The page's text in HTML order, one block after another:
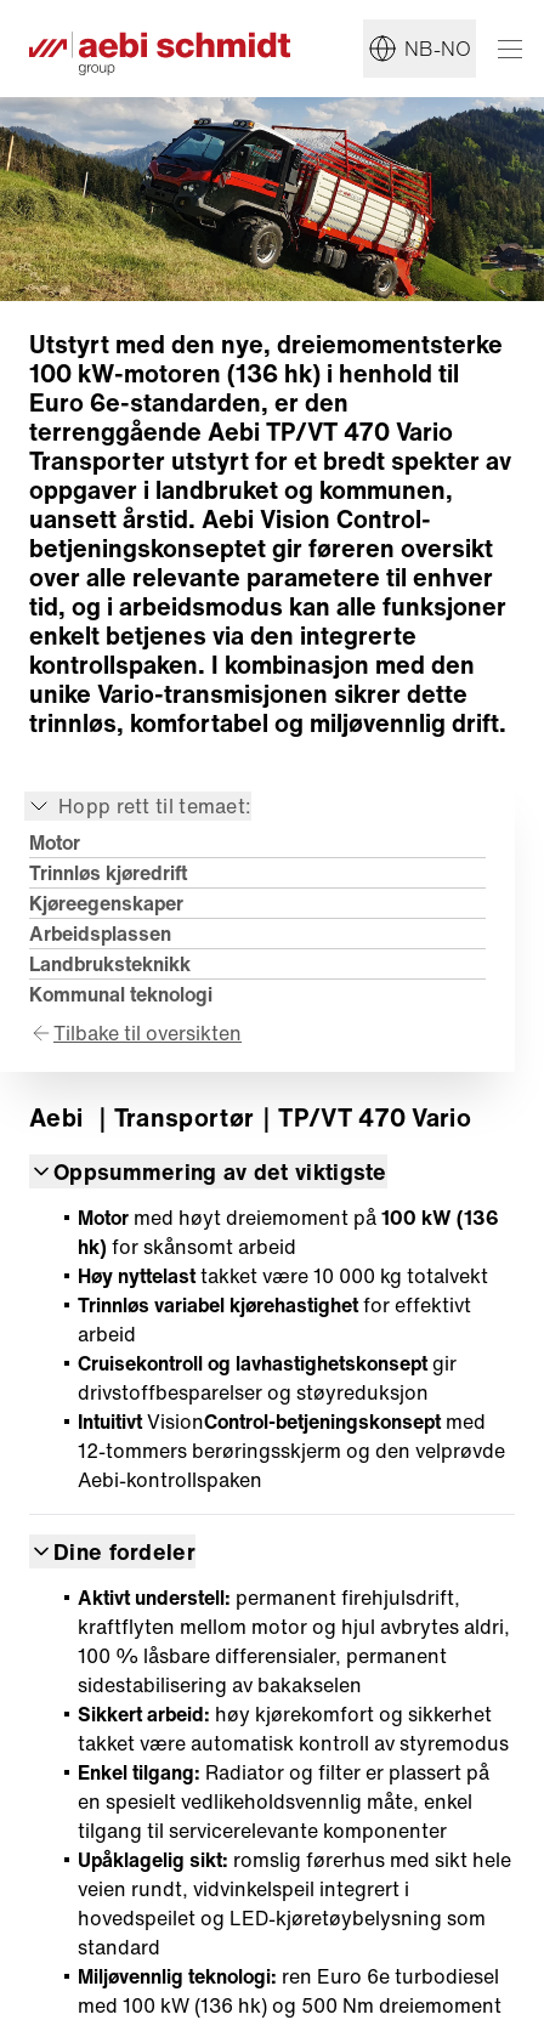
NB-NO
Utstyrt med den nye, dreiemomentsterke
100 kW-motoren (136 hk) i henhold til
Euro 6e-standarden, er den
terrenggående Aebi TP/VT 470 Vario
Transporter utstyrt for et bredt spekter av
oppgaver i landbruket og kommunen,
uansett årstid. Aebi Vision Control-
betjeningskonseptet gir føreren oversikt
over alle relevante parametere til enhver
tid, og i arbeidsmodus kan alle funksjoner
enkelt betjenes via den integrerte
kontrollspaken. I kombinasjon med den
unike Vario-transmisjonen sikrer dette
trinnløs, komfortabel og miljøvennlig drift.
Hopp rett til temaet:
Motor
Trinnløs kjøredrift
Kjøreegenskaper
Arbeidsplassen
Landbruksteknikk
Kommunal teknologi
Tilbake til oversikten
Aebi ｜Transportør ｜TP/VT 470 Vario
Oppsummering av det viktigste
Motor med høyt dreiemoment på100 kW (136
hk) for skånsomt arbeid
Høy nyttelasttakket være 10 000 kg totalvekt
Trinnløs variabel kjørehastighetfor effektivt
arbeid
Cruisekontroll og lavhastighetskonseptgir
drivstoffbesparelser og støyreduksjon
IntuitivtVisionControl-betjeningskonseptmed
12-tommers berøringsskjerm og den velprøvde
Aebi-kontrollspaken
Dine fordeler
Aktivt understell: permanent firehjulsdrift,
kraftflyten mellom motor og hjul avbrytes aldri,
100 % låsbare differensialer, permanent
sidestabilisering av bakakselen
Sikkert arbeid: høy kjørekomfort og sikkerhet
takket være automatisk kontroll av styremodus
Enkel tilgang: Radiator og filter er plassert på
en spesielt vedlikeholdsvennlig måte, enkel
tilgang til servicerelevante komponenter
Upåklagelig sikt: romslig førerhus med sikt hele
veien rundt, vidvinkelspeil integrert i
hovedspeilet og LED-kjøretøybelysning som
standard
Miljøvennlig teknologi: ren Euro 6e turbodiesel
med 100 kW (136 hk) og 500 Nm dreiemoment